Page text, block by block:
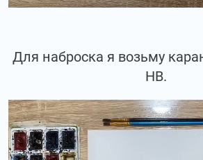
Для наброска я возьму
НВ.